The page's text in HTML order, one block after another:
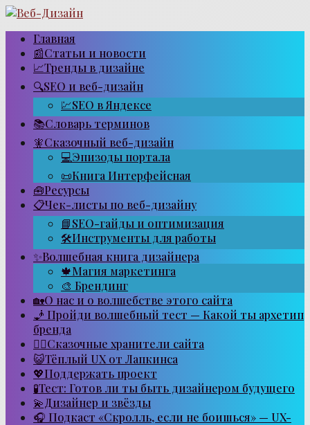
Перейти
контентуГлавная
📰Статьи и новости
📈Тренды в дизайне
🔍SEO и веб-дизайн
💹SEO в Яндексе
📚Словарь терминов
🧚Сказочный веб-дизайн
💻Эпизоды портала
📜Книга Интерфейсная
🧰Ресурсы
📋Чек-листы по веб-дизайну
📘SEO-гайды и оптимизация
🛠Инструменты для работы
✨Волшебная книга дизайнера
🍁Магия маркетинга
🎨 Брендинг
🏡О нас и о волшебстве этого сайта
🧞 Пройди волшебный тест — Какой ты архетип
бренда
🧙‍♂️Сказочные хранители сайта
😺Тёплый UX от Лапкинса
💖Поддержать проект
🧪Тест: Готов ли ты быть дизайнером будущего
💫Дизайнер и звёзды
🎧 Подкаст «Скролль, если не боишься» — UX-